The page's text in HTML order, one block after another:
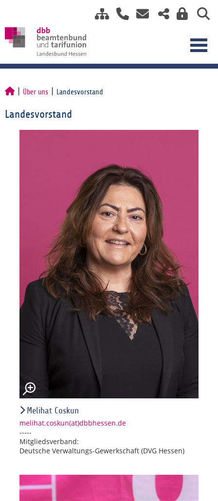
Über uns Landesvorstand
Landesvorstand
Melihat Coskun
melihat.coskun(at)dbbhessen.de
-----
Mitgliedsverband:
Deutsche Verwaltungs-Gewerkschaft (DVG Hessen)